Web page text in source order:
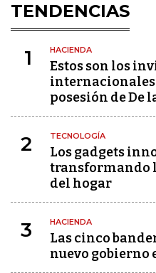
TENDENCIAS
1 HACIENDA
Estos son los
internacionales
posesión de De
2 TECNOLOGÍA
Los gadgets
transformando
del hogar
3 HACIENDA
Las cinco
nuevo gobierno